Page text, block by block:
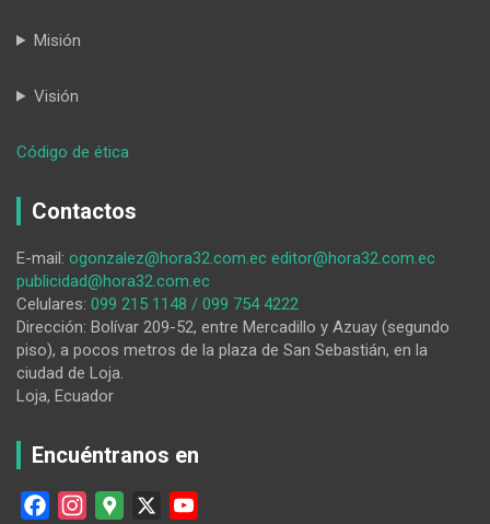
Misión
Visión
Código de ética
cárcel
dos
procesos:
drogas
y
tenencia
Contactos
E-mail: ogonzalez@hora32.com.ec editor@hora32.com.ec
publicidad@hora32.com.ec
Celulares: 099 215 1148 / 099 754 4222
Dirección: Bolívar 209-52, entre Mercadillo y Azuay (segundo
piso), a pocos metros de la plaza de San Sebastián, en la
ciudad de Loja.
Loja, Ecuador
Encuéntranos en